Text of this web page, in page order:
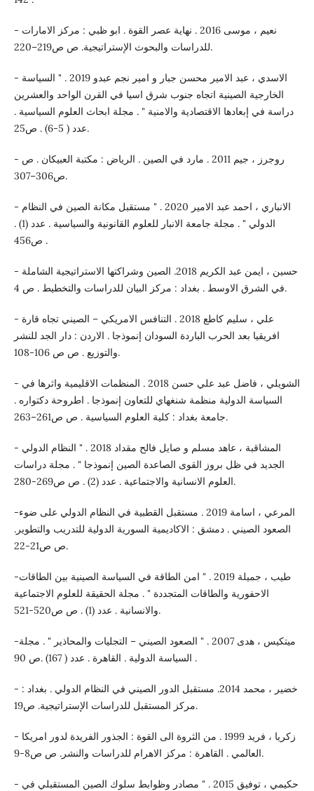
- نعيم ، موسى 2016 . نهاية عصر القوة . ابو ظبي : مركز الامارات
للدراسات والبحوث الإستراتيجية. ص ص219–220.
- الاسدي ، عبد الامير محسن جبار و امير نجم عبدو 2019 . " السياسة
الخارجية الصينية اتجاه جنوب شرق اسيا في القرن الواحد والعشرين
دراسة في إبعادها الاقتصادية والامنية " . مجلة ابحاث العلوم السياسية .
عدد ( 5-6) . ص25.
- روجرز ، جيم 2011 . مارد في الصين . الرياض : مكتبة العبيكان . ص
ص306–307.
- الانباري ، احمد عبد الامير 2020 . " مستقبل مكانة الصين في النظام
الدولي " . مجلة جامعة الانبار للعلوم القانونية والسياسية . عدد (1) .
ص456 .
- حسين ، ايمن عبد الكريم 2018. الصين وشراكتها الاستراتيجية الشاملة
في الشرق الاوسط . بغداد : مركز البيان للدراسات والتخطيط . ص 4.
- علي ، سليم كاطع 2018 . التنافس الامريكي – الصيني تجاه قارة
افريقيا بعد الحرب الباردة السودان إنموذجا . الاردن : دار الجد للنشر
والتوزيع . ص ص 106-108.
- الشويلي ، فاضل عبد علي حسن 2018 . المنظمات الاقليمية واثرها في
السياسة الدولية منظمة شنغهاي للتعاون إنموذجا . اطروحة دكتواره .
جامعة بغداد : كلية العلوم السياسية . ص ص261–263.
- المشاقبة ، عاهد مسلم و صايل فالح مقداد 2018 . " النظام الدولي
الجديد في ظل بروز القوى الصاعدة الصين إنموذجا " . مجلة دراسات
العلوم الانسانية والاجتماعية . عدد (2) . ص ص269-280.
-المرعي ، اسامة 2019 . مستقبل القطبية في النظام الدولي على ضوء
الصعود الصيني . دمشق : الاكاديمية السورية الدولية للتدريب والتطوير.
ص ص21-22.
-طيب ، جميلة 2019 . " امن الطاقة في السياسة الصينية بين الطاقات
الاحفورية والطاقات المتجددة " . مجلة الحقيقة للعلوم الاجتماعية
والانسانية . عدد (1) . ص ص520-521.
-ميتكيس ، هدى 2007 . " الصعود الصيني – التجليات والمحاذير " . مجلة
السياسة الدولية . القاهرة . عدد ( 167) .ص 90 .
- خضير ، محمد 2014. مستقبل الدور الصيني في النظام الدولي . بغداد :
مركز المستقبل للدراسات الإستراتيجية. ص19.
- زكريا ، فريد 1999 . من الثروة الى القوة : الجذور الفريدة لدور امريكا
العالمي . القاهرة : مركز الاهرام للدراسات والنشر. ص ص8-9.
- حكيمي ، توفيق 2015 . " مصادر وظوابط سلوك الصين المستقبلي في